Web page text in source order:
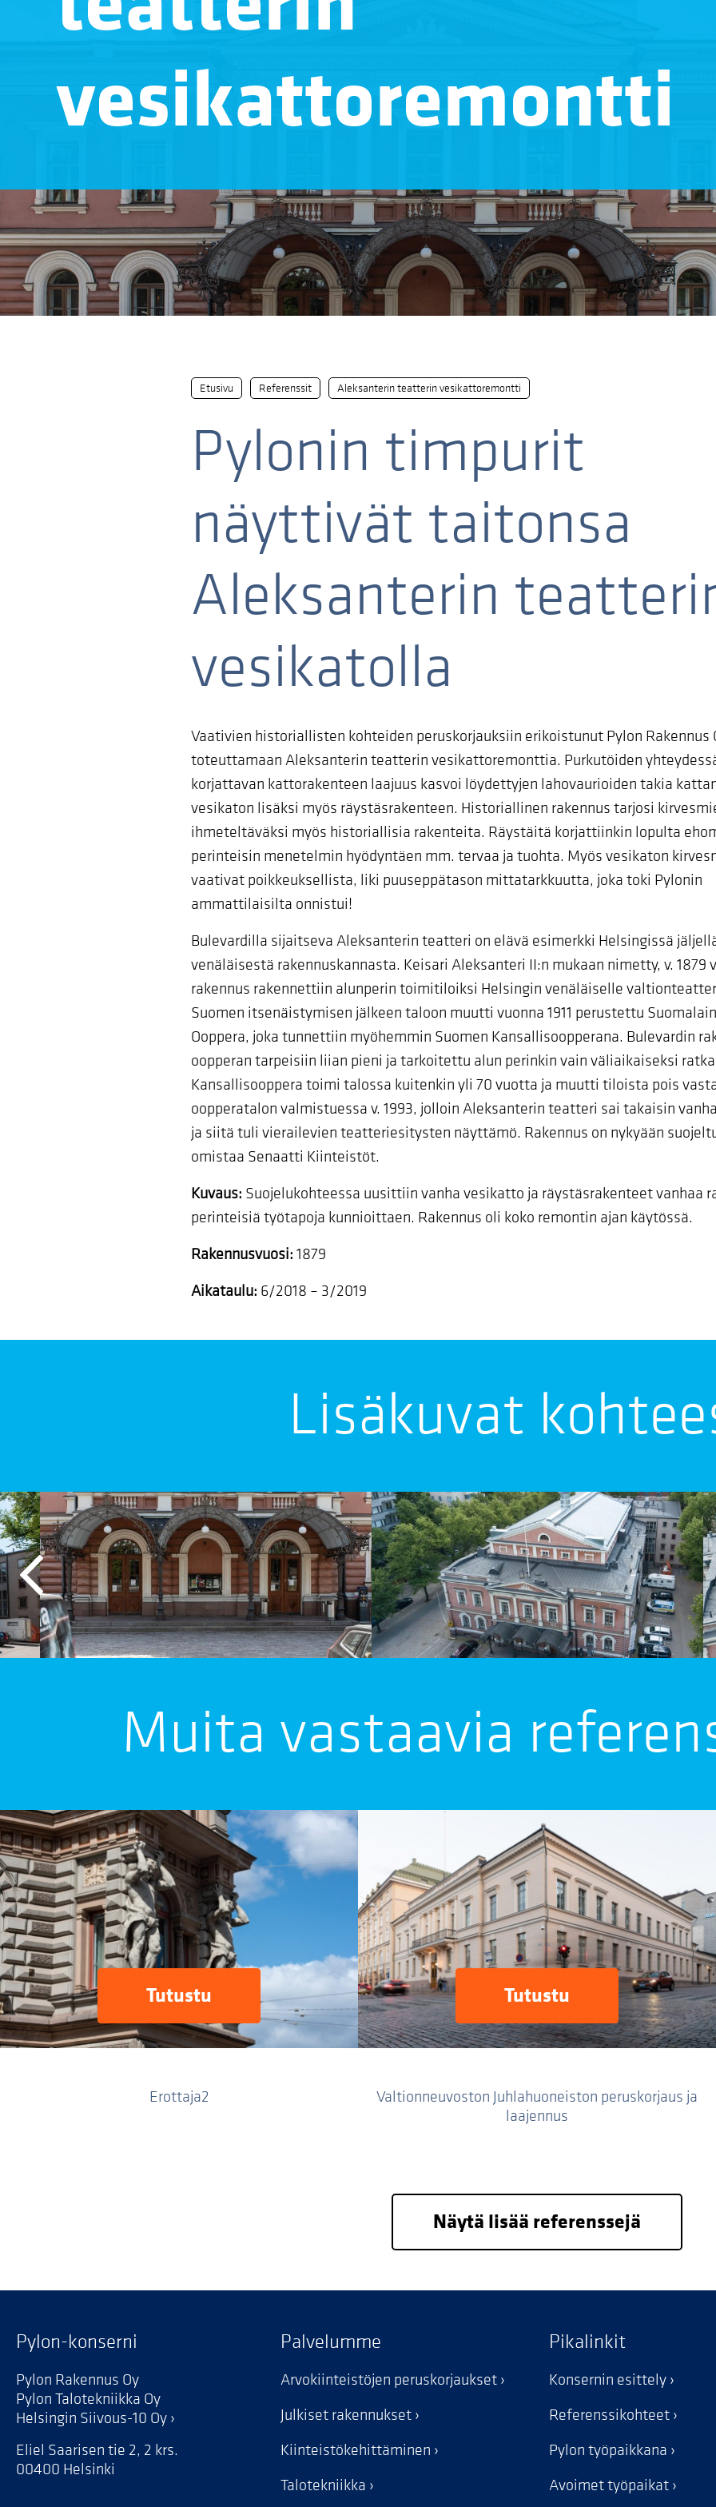
vesikattoremontti
Etusivu Referenssit Aleksanterin teatterin vesikattoremontti
Pylonin timpurit
näyttivät taitonsa
Aleksanterin
vesikatolla
Vaativien historiallisten kohteiden peruskorjauksiin erikoistunut Pylon Rakennus
toteuttamaan Aleksanterin teatterin vesikattoremonttia. Purkutöiden
korjattavan kattorakenteen laajuus kasvoi löydettyjen lahovaurioiden takia
vesikaton lisäksi myös räystäsrakenteen. Historiallinen rakennus tarjosi
ihmeteltäväksi myös historiallisia rakenteita. Räystäitä korjattiinkin lopulta
perinteisin menetelmin hyödyntäen mm. tervaa ja tuohta. Myös vesikaton
vaativat poikkeuksellista, liki puuseppätason mittatarkkuutta, joka toki Pylonin
ammattilaisilta onnistui!
Bulevardilla sijaitseva Aleksanterin teatteri on elävä esimerkki Helsingissä
venäläisestä rakennuskannasta. Keisari Aleksanteri II:n mukaan nimetty, v. 1879
rakennus rakennettiin alunperin toimitiloiksi Helsingin venäläiselle
Suomen itsenäistymisen jälkeen taloon muutti vuonna 1911 perustettu
Ooppera, joka tunnettiin myöhemmin Suomen Kansallisoopperana. Bulevardin
oopperan tarpeisiin liian pieni ja tarkoitettu alun perinkin vain väliaikaiseksi
Kansallisooppera toimi talossa kuitenkin yli 70 vuotta ja muutti tiloista pois
oopperatalon valmistuessa v. 1993, jolloin Aleksanterin teatteri sai takaisin
ja siitä tuli vierailevien teatteriesitysten näyttämö. Rakennus on nykyään
omistaa Senaatti Kiinteistöt.
Kuvaus: Suojelukohteessa uusittiin vanha vesikatto ja räystäsrakenteet vanhaa
perinteisiä työtapoja kunnioittaen. Rakennus oli koko remontin ajan käytössä.
Rakennusvuosi: 1879
Aikataulu: 6/2018 – 3/2019
Lisäkuvat
Muita vastaavia
Tutustu
Erottaja2
Tutustu
Valtionneuvoston Juhlahuoneiston peruskorjaus ja
laajennus
Näytä lisää referenssejä
Pylon-konserni
Pylon Rakennus Oy
Pylon Talotekniikka Oy
Helsingin Siivous-10 Oy
Eliel Saarisen tie 2, 2 krs.
00400 Helsinki
Palvelumme
Arvokiinteistöjen peruskorjaukset
Julkiset rakennukset
Kiinteistökehittäminen
Talotekniikka
Pikalinkit
Konsernin esittely
Referenssikohteet
Pylon työpaikkana
Avoimet työpaikat